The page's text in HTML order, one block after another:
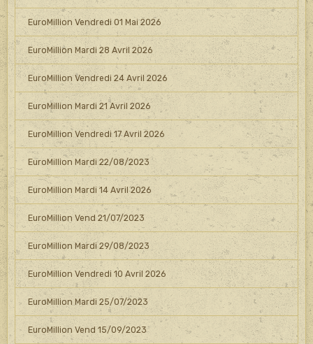
EuroMillion Vendredi 01 Mai 2026
EuroMillion Mardi 28 Avril 2026
EuroMillion Vendredi 24 Avril 2026
EuroMillion Mardi 21 Avril 2026
EuroMillion Vendredi 17 Avril 2026
EuroMillion Mardi 22/08/2023
EuroMillion Mardi 14 Avril 2026
EuroMillion Vend 21/07/2023
EuroMillion Mardi 29/08/2023
EuroMillion Vendredi 10 Avril 2026
EuroMillion Mardi 25/07/2023
EuroMillion Vend 15/09/2023